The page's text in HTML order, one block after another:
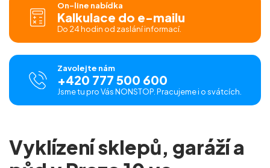
On-line nabídka
Kalkulace do e-mailu
Do 24 hodin od zaslání informací.
Zavolejte nám
+420 777 500 600
Jsme tu pro Vás NONSTOP. Pracujeme i o svátcích.
Vyklízení sklepů, garáží a